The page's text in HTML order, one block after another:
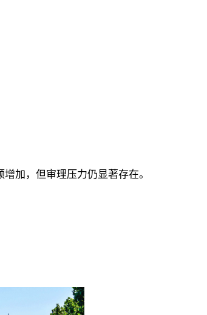
加，但审理压力仍显著存在。